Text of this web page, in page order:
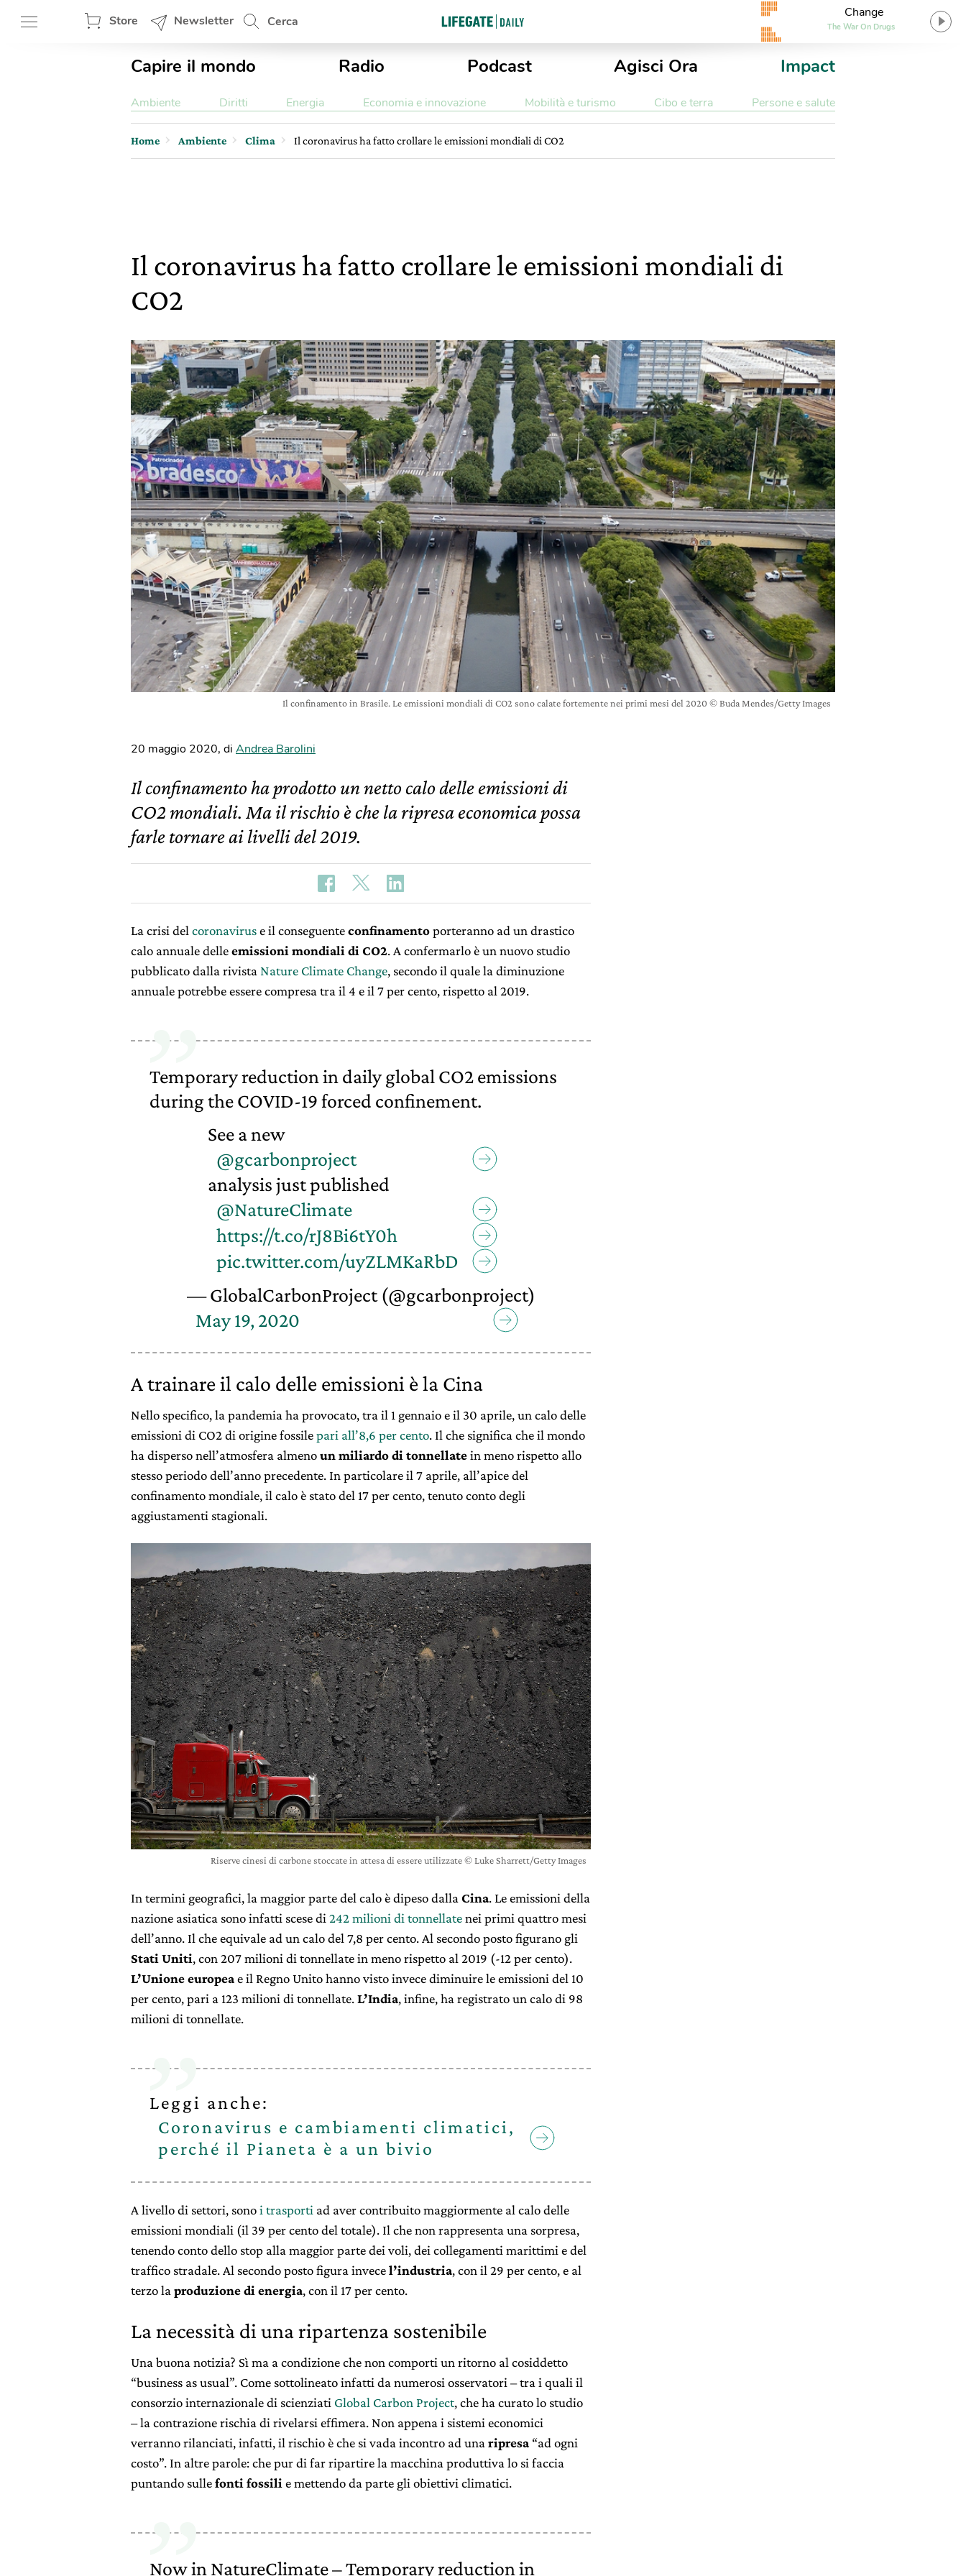
Store Newsletter Cerca
Change
The War On Drugs
Capire il mondo Radio Podcast Agisci Ora Impact
Ambiente Diritti Energia Economia e innovazione Mobilità e turismo Cibo e terra Persone e salute
Home Ambiente Clima Il coronavirus ha fatto crollare le emissioni mondiali di CO2
Il coronavirus ha fatto crollare le emissioni mondiali di
CO2
Il confinamento in Brasile. Le emissioni mondiali di CO2 sono calate fortemente nei primi mesi del 2020 © Buda Mendes/Getty Images
20 maggio 2020, di Andrea Barolini
Il confinamento ha prodotto un netto calo delle emissioni di
CO2 mondiali. Ma il rischio è che la ripresa economica possa
farle tornare ai livelli del 2019.
La crisi del coronaviruse il conseguenteconfinamentoporteranno ad un drastico
calo annuale delleemissioni mondiali di CO2. A confermarlo è un nuovo studio
pubblicato dalla rivista Nature Climate Change, secondo il quale la diminuzione
annuale potrebbe essere compresa tra il 4 e il 7 per cento, rispetto al 2019.
Temporary reduction in daily global CO2 emissions
during the COVID-19 forced confinement.
See a new
@gcarbonproject
analysis just published
@NatureClimate
https://t.co/rJ8Bi6tY0h
pic.twitter.com/uyZLMKaRbD
— GlobalCarbonProject (@gcarbonproject)
May 19, 2020
A trainare il calo delle emissioni è la Cina
Nello specifico, la pandemia ha provocato, tra il 1 gennaio e il 30 aprile, un calo delle
emissioni di CO2 di origine fossilepari all’8,6 per cento. Il che significa che il mondo
ha disperso nell’atmosfera almenoun miliardo di tonnellatein meno rispetto allo
stesso periodo dell’anno precedente. In particolare il 7 aprile, all’apice del
confinamento mondiale, il calo è stato del 17 per cento, tenuto conto degli
aggiustamenti stagionali.
Riserve cinesi di carbone stoccate in attesa di essere utilizzate © Luke Sharrett/Getty Images
In termini geografici, la maggior parte del calo è dipeso dallaCina. Le emissioni della
nazione asiatica sono infatti scese di242 milioni di tonnellatenei primi quattro mesi
dell’anno. Il che equivale ad un calo del 7,8 per cento. Al secondo posto figurano gli
Stati Uniti, con 207 milioni di tonnellate in meno rispetto al 2019 (-12 per cento).
L’Unione europeae il Regno Unito hanno visto invece diminuire le emissioni del 10
per cento, pari a 123 milioni di tonnellate.L’India, infine, ha registrato un calo di 98
milioni di tonnellate.
Leggi anche:
Coronavirus e cambiamenti climatici,
perché il Pianeta è a un bivio
A livello di settori, sonoi trasporti ad aver contribuito maggiormente al calo delle
emissioni mondiali (il 39 per cento del totale). Il che non rappresenta una sorpresa,
tenendo conto dello stop alla maggior parte dei voli, dei collegamenti marittimi e del
traffico stradale. Al secondo posto figura invecel’industria, con il 29 per cento, e al
terzo la produzione di energia, con il 17 per cento.
La necessità di una ripartenza sostenibile
Una buona notizia? Sì ma a condizione che non comporti un ritorno al cosiddetto
“business as usual”. Come sottolineato infatti da numerosi osservatori – tra i quali il
consorzio internazionale di scienziati Global Carbon Project, che ha curato lo studio
– la contrazione rischia di rivelarsi effimera. Non appena i sistemi economici
verranno rilanciati, infatti, il rischio è che si vada incontro ad una ripresa “ad ogni
costo”. In altre parole: che pur di far ripartire la macchina produttiva lo si faccia
puntando sullefonti fossili e mettendo da parte gli obiettivi climatici.
Now in NatureClimate – Temporary reduction in